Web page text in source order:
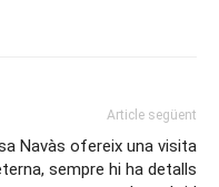
Article següent
Navàs ofereix una visita
sempre hi ha detalls